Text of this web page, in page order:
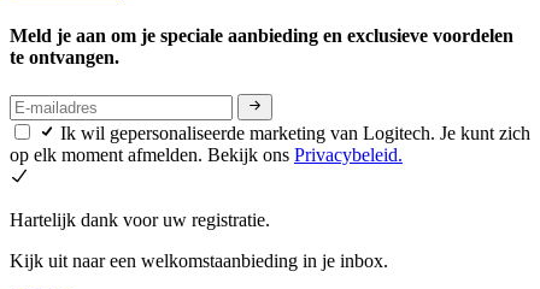
Meld je aan om je speciale aanbieding en exclusieve voordelen
te ontvangen.
Ik wil gepersonaliseerde marketing van Logitech. Je kunt zich
op elk moment afmelden. Bekijk ons Privacybeleid.
Hartelijk dank voor uw registratie.
Kijk uit naar een welkomstaanbieding in je inbox.